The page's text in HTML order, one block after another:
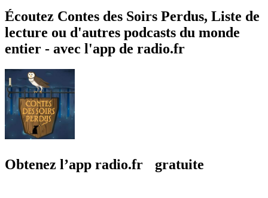
Écoutez Contes des Soirs Perdus, Liste de
lecture ou d'autres podcasts du monde
entier - avec l'app de radio.fr
Obtenez l’app radio.fr gratuite